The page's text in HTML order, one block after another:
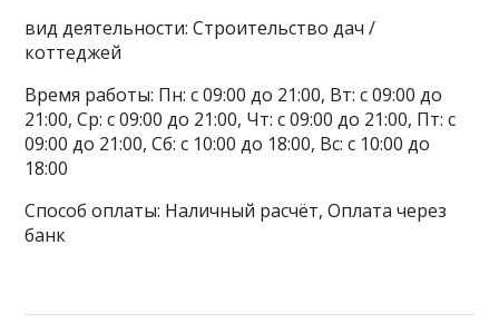
вид деятельности: Строительство дач /
коттеджей
Время работы: Пн: с 09:00 до 21:00, Вт: с 09:00 до
21:00, Ср: с 09:00 до 21:00, Чт: с 09:00 до 21:00, Пт: с
09:00 до 21:00, Сб: с 10:00 до 18:00, Вс: с 10:00 до
18:00
Способ оплаты: Наличный расчёт, Оплата через
банк